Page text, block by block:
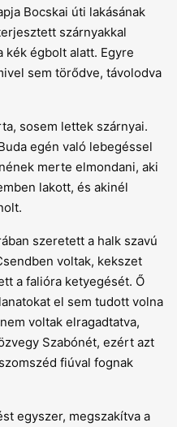
Bocskai úti lakásának
szárnyakkal
égbolt alatt. Egyre
sem törődve, távolodva
sosem lettek szárnyai.
egén való lebegéssel
merte elmondani, aki
lakott, és akinél
szeretett a halk szavú
voltak, kekszet
a falióra ketyegését. Ő
el sem tudott volna
voltak elragadtatva,
Szabónét, ezért azt
fiúval fognak
egyszer, megszakítva a